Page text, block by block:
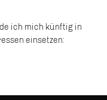
ich mich künftig in
einsetzen: